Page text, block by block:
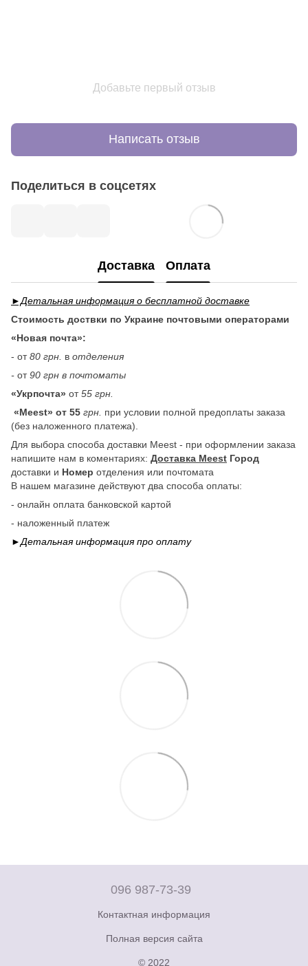
Добавьте первый отзыв
Написать отзыв
Поделиться в соцсетях
Доставка Оплата
►Детальная информация о бесплатной доставке
Стоимость доствки по Украине почтовыми операторами
«Новая почта»:
- от80 грн. в отделения
- от90 грн в почтоматы
«Укрпочта» от55 грн.
«Meest» от 55 грн. при условии полной предоплаты заказа
(без наложенного платежа).
Для выбора способа доставки Meest - при оформлении заказа
напишите нам в коментариях: Доставка Meest Город
доставки и Номер отделения или почтомата
В нашем магазине действуют два способа оплаты:
- онлайн оплата банковской картой
- наложенный платеж
►Детальная информация про оплату
096 987-73-39
Контактная информация
Полная версия сайта
© 2022